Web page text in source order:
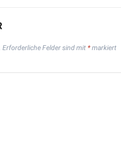
Erforderliche Felder sind mit *markiert